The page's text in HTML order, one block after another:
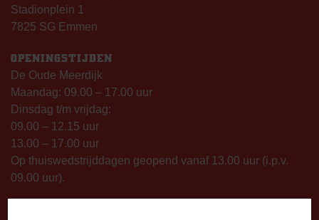
Stadionplein 1
7825 SG Emmen
OPENINGSTIJDEN
De Oude Meerdijk
Maandag: 09.00 – 17.00 uur
Dinsdag t/m vrijdag:
09.00 – 12.15 uur
13.00 – 17.00 uur
Op thuiswedstrijddagen geopend vanaf 13.00 uur (i.p.v.
09.00 uur).